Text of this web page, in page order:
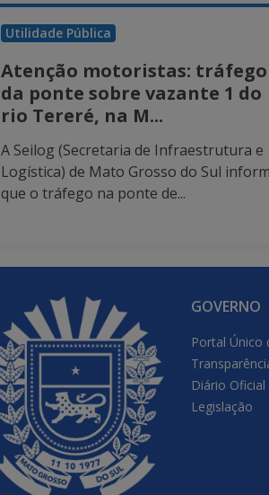
Utilidade Pública
Atenção motoristas: tráfego
da ponte sobre vazante 1 do
rio Tereré, na M...
A Seilog (Secretaria de Infraestrutura e
Logística) de Mato Grosso do Sul
que o tráfego na ponte de...
GOVERNO
Portal Único
Diário Oficial
Legislação